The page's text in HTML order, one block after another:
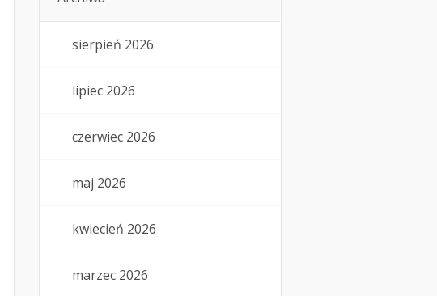
sierpień 2026
lipiec 2026
czerwiec 2026
maj 2026
kwiecień 2026
marzec 2026